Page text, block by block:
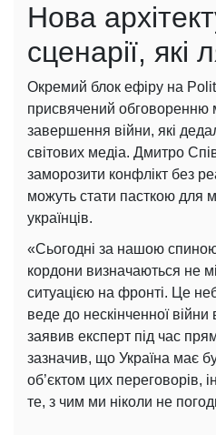
Нова
сценарії, які
Окремий блок ефіру на
присвячений обговоренню
завершення війни, які
світових медіа. Дмитро
заморозити конфлікт без
можуть стати пасткою для
українців.
«Сьогодні за нашою
кордони визначаються не
ситуацією на фронті. Це
веде до нескінченної
заявив експерт під час
зазначив, що Україна має
об’єктом цих переговорів,
те, з чим ми ніколи не